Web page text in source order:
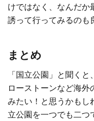
けではなく、なんだか
誘って行ってみるのも
まとめ
「国立公園」と聞く
ローストーンなど海
みたい！と思うかもし
立公園を一つでも二つ